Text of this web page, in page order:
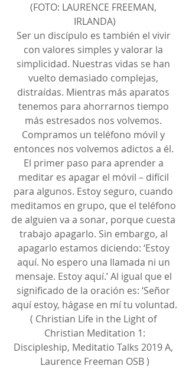
(FOTO: LAURENCE FREEMAN,
IRLANDA)
Ser un discípulo es también el vivir
con valores simples y valorar la
simplicidad. Nuestras vidas se han
vuelto demasiado complejas,
distraídas. Mientras más aparatos
tenemos para ahorrarnos tiempo
más estresados nos volvemos.
Compramos un teléfono móvil y
entonces nos volvemos adictos a él.
El primer paso para aprender a
meditar es apagar el móvil – difícil
para algunos. Estoy seguro, cuando
meditamos en grupo, que el teléfono
de alguien va a sonar, porque cuesta
trabajo apagarlo. Sin embargo, al
apagarlo estamos diciendo: ‘Estoy
aquí. No espero una llamada ni un
mensaje. Estoy aquí.’ Al igual que el
significado de la oración es: ‘Señor
aquí estoy, hágase en mí tu voluntad.
( Christian Life in the Light of
Christian Meditation 1:
Discipleship, Meditatio Talks 2019 A,
Laurence Freeman OSB )